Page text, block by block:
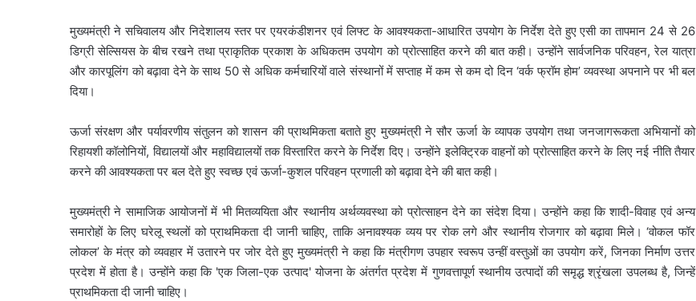
मुख्यमंत्री ने सचिवालय और निदेशालय स्तर पर एयरकंडीशनर एवं लिफ्ट के आवश्यकता-आधारित उपयोग के निर्देश देते हुए एसी का तापमान 24 से 26
डिग्री सेल्सियस के बीच रखने तथा प्राकृतिक प्रकाश के अधिकतम उपयोग को प्रोत्साहित करने की बात कही। उन्होंने सार्वजनिक परिवहन, रेल यात्रा
और कारपूलिंग को बढ़ावा देने के साथ 50 से अधिक कर्मचारियों वाले संस्थानों में सप्ताह में कम से कम दो दिन ‘वर्क फ्रॉम होम’ व्यवस्था अपनाने पर भी बल
दिया।
ऊर्जा संरक्षण और पर्यावरणीय संतुलन को शासन की प्राथमिकता बताते हुए मुख्यमंत्री ने सौर ऊर्जा के व्यापक उपयोग तथा जनजागरूकता अभियानों को
रिहायशी कॉलोनियों, विद्यालयों और महाविद्यालयों तक विस्तारित करने के निर्देश दिए। उन्होंने इलेक्ट्रिक वाहनों को प्रोत्साहित करने के लिए नई नीति तैयार
करने की आवश्यकता पर बल देते हुए स्वच्छ एवं ऊर्जा-कुशल परिवहन प्रणाली को बढ़ावा देने की बात कही।
मुख्यमंत्री ने सामाजिक आयोजनों में भी मितव्ययिता और स्थानीय अर्थव्यवस्था को प्रोत्साहन देने का संदेश दिया। उन्होंने कहा कि शादी-विवाह एवं अन्य
समारोहों के लिए घरेलू स्थलों को प्राथमिकता दी जानी चाहिए, ताकि अनावश्यक व्यय पर रोक लगे और स्थानीय रोजगार को बढ़ावा मिले। ‘वोकल फॉर
लोकल’ के मंत्र को व्यवहार में उतारने पर जोर देते हुए मुख्यमंत्री ने कहा कि मंत्रीगण उपहार स्वरूप उन्हीं वस्तुओं का उपयोग करें, जिनका निर्माण उत्तर
प्रदेश में होता है। उन्होंने कहा कि 'एक जिला-एक उत्पाद' योजना के अंतर्गत प्रदेश में गुणवत्तापूर्ण स्थानीय उत्पादों की समृद्ध श्रृंखला उपलब्ध है, जिन्हें
प्राथमिकता दी जानी चाहिए।